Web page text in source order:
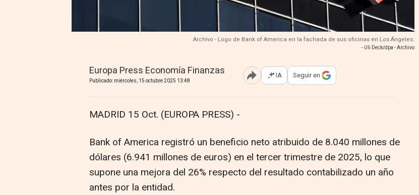
Archivo - Logo de Bank of America en la fachada de sus oficinas en Los Ángeles.
- Uli Deck/dpa - Archivo
Europa Press Economía Finanzas
Publicado: miércoles, 15 octubre 2025 13:48 Abrir opciones para compartir
IA Seguir en
MADRID 15 Oct. (EUROPA PRESS) -
Bank of America registró un beneficio neto atribuido de 8.040 millones de
dólares (6.941 millones de euros) en el tercer trimestre de 2025, lo que
supone una mejora del 26% respecto del resultado contabilizado un año
antes por la entidad.